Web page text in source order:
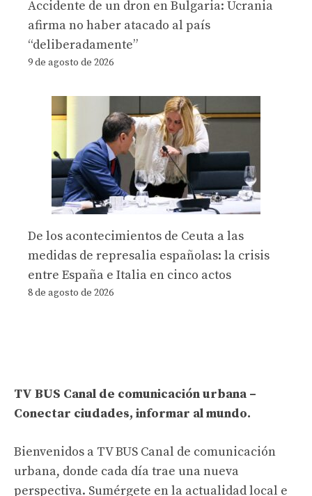
Accidente de un dron en Bulgaria: Ucrania
afirma no haber atacado al país
“deliberadamente”
9 de agosto de 2026
De los acontecimientos de Ceuta a las
medidas de represalia españolas: la crisis
entre España e Italia en cinco actos
8 de agosto de 2026
TV BUS Canal de comunicación urbana –
Conectar ciudades, informar al mundo.
Bienvenidos a TV BUS Canal de comunicación
urbana, donde cada día trae una nueva
perspectiva. Sumérgete en la actualidad local e